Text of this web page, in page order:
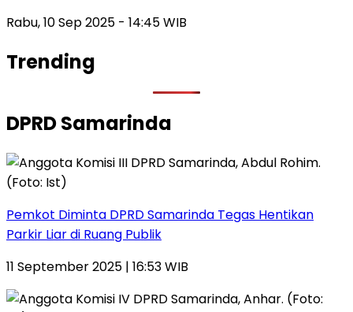
Rabu, 10 Sep 2025 - 14:45 WIB
Trending
DPRD Samarinda
Pemkot Diminta DPRD Samarinda Tegas Hentikan
Parkir Liar di Ruang Publik
11 September 2025 | 16:53 WIB